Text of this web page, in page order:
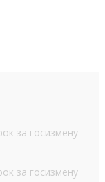
за госизмену
за госизмену